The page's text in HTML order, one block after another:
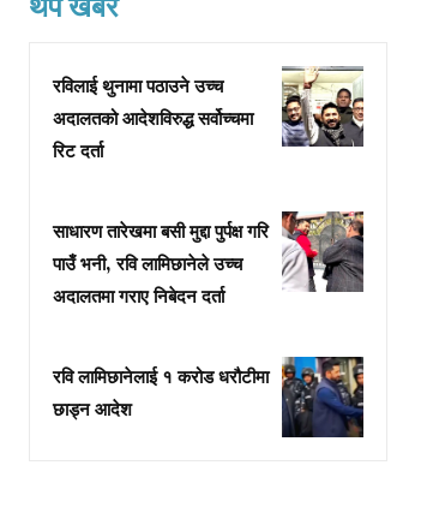
रविलाई थुनामा पठाउने उच्च
अदालतको आदेशविरुद्ध सर्वोच्चमा
रिट दर्ता
साधारण तारेखमा बसी मुद्दा पुर्पक्ष गरि
पाउँ भनी, रवि लामिछानेले उच्च
अदालतमा गराए निबेदन दर्ता
रवि लामिछानेलाई १ करोड धरौटीमा
छाड्न आदेश